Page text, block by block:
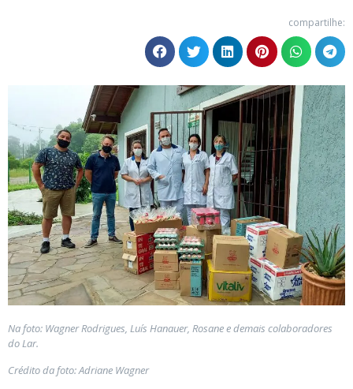
compartilhe:
Na foto: Wagner Rodrigues, Luís Hanauer, Rosane e demais colaboradores
do Lar.
Crédito da foto: Adriane Wagner